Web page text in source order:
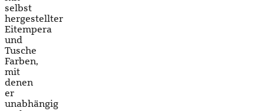
selbst
hergestellter
Eitempera
und
Tusche
Farben,
mit
denen
er
unabhängig